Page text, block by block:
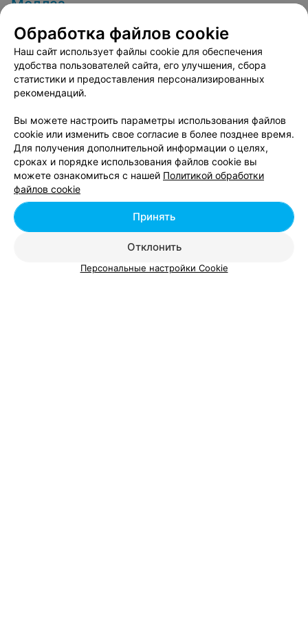
не пошли через бокс у вас температура + ангина. По
вам же видно, что вы простужены. Так, что это за врач
такой?!
Медлаз
Отзыв. Очень хороший медицинский центр!!!!
Несколько раз обращались и я, и супруг (удаляли
родинки и папилломы). Очень довольны. На месте
удаленных родинок не осталось и следа!
Рекомендуем!
Ещё 1 адрес
1 2
Обработка файлов cookie
Наш сайт использует файлы cookie для обеспечения
удобства пользователей сайта, его улучшения, сбора
статистики и предоставления персонализированных
рекомендаций.
Вы можете настроить параметры использования файлов
cookie или изменить свое согласие в более позднее время.
Для получения дополнительной информации о целях,
сроках и порядке использования файлов cookie вы
можете ознакомиться с нашей Политикой обработки
файлов cookie
Отклонить
Принять
Персональные настройки Cookie